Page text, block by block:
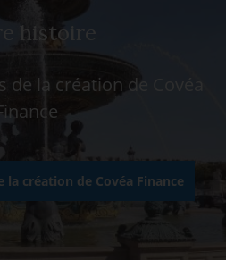
histoire
de la création de Covéa
la création de Covéa Finance